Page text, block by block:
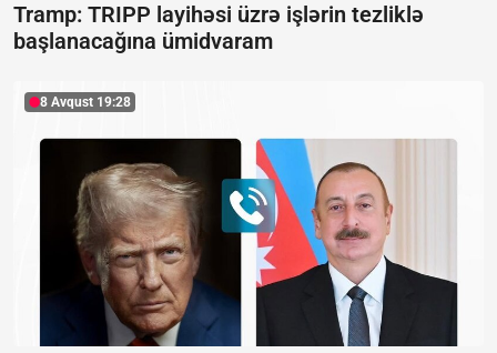
Tramp: TRIPP layihəsi üzrə işlərin tezliklə
başlanacağına ümidvaram
8 Avqust 19:28